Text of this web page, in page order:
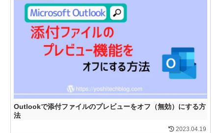
Outlookで添付ファイルのプレビューをオフ（無効）にする方
法
2023.04.19